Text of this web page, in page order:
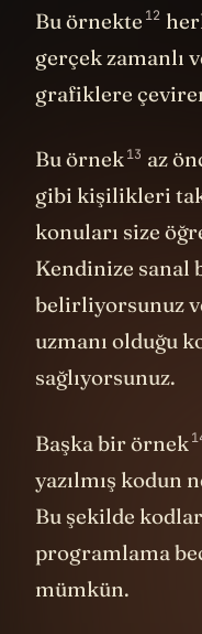
grafiklere
Bu örnek
az
konuları size
Kendinize sanal
belirliyorsunuz
uzmanı olduğu
sağlıyorsunuz.
Başka
Bu şekilde
programlama
mümkün.
Yine başka